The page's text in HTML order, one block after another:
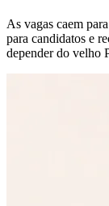
As vagas caem
para candidatos e
depender do velho